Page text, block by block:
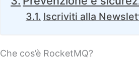
Iscriviti alla
Che cos’è RocketMQ?